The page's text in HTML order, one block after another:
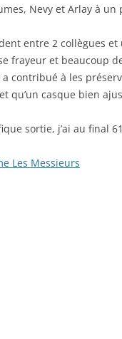
Nevy et Arlay à
entre 2 collègues
frayeur et beaucoup
contribué à les
qu’un casque bien
sortie, j’ai au final
Les Messieurs